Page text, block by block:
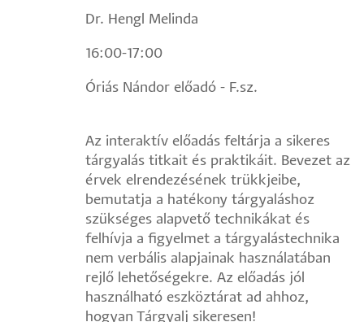
Dr. Hengl Melinda
16:00-17:00
Óriás Nándor előadó - F.sz.
Az interaktív előadás feltárja a sikeres
tárgyalás titkait és praktikáit. Bevezet az
érvek elrendezésének trükkjeibe,
bemutatja a hatékony tárgyaláshoz
szükséges alapvető technikákat és
felhívja a figyelmet a tárgyalástechnika
nem verbális alapjainak használatában
rejlő lehetőségekre. Az előadás jól
használható eszköztárat ad ahhoz,
hogyan Tárgyalj sikeresen!